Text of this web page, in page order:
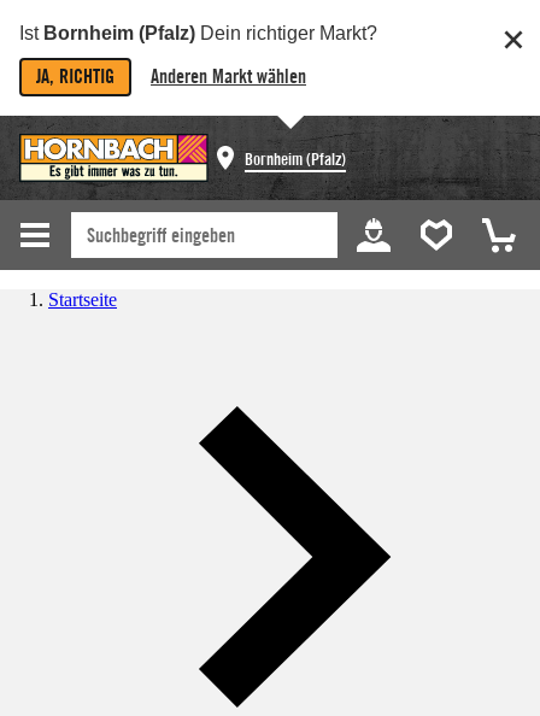
Ist Bornheim (Pfalz) Dein richtiger Markt?
JA, RICHTIG Anderen Markt wählen
Bornheim (Pfalz)
Startseite